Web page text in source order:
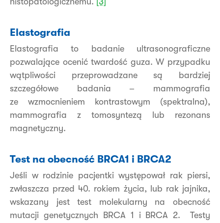
Elastografia
Elastografia to badanie ultrasonograficzne
pozwalające ocenić twardość guza. W przypadku
wątpliwości przeprowadzane są bardziej
szczegółowe badania – mammografia
ze wzmocnieniem kontrastowym (spektralna),
mammografia z tomosyntezą lub rezonans
magnetyczny.
Test na obecność BRCA1 i BRCA2
Jeśli w rodzinie pacjentki występował rak piersi,
zwłaszcza przed 40. rokiem życia, lub rak jajnika,
wskazany jest test molekularny na obecność
mutacji genetycznych BRCA 1 i BRCA 2. Testy